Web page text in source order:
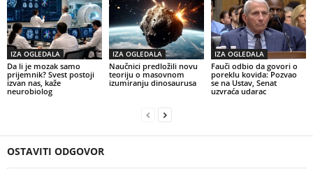
IZA OGLEDALA
Da li je mozak samo
prijemnik? Svest postoji
izvan nas, kaže
neurobiolog
IZA OGLEDALA
Naučnici predložili novu
teoriju o masovnom
izumiranju dinosaurusa
IZA OGLEDALA
Fauči odbio da govori o
poreklu kovida: Pozvao
se na Ustav, Senat
uzvraća udarac
OSTAVITI ODGOVOR